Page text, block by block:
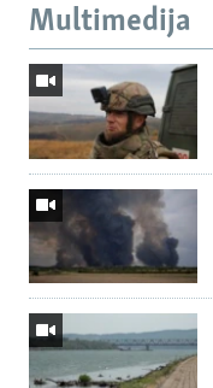
Multimedija